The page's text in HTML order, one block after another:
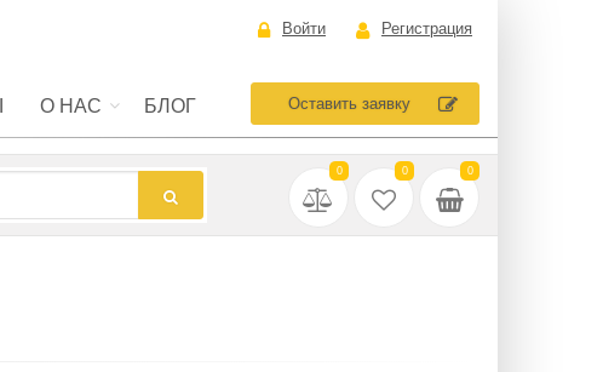
Войти Регистрация
О НАС БЛОГ Оставить заявку
0 0 0